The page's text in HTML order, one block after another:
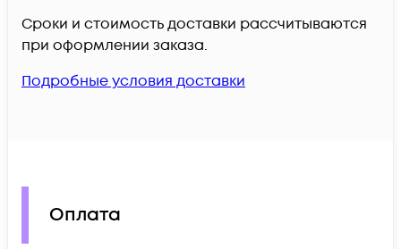
Сроки и стоимость доставки рассчитываются
при оформлении заказа.
Подробные условия доставки
Оплата